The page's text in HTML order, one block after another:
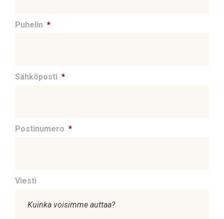
Puhelin *
Sähköposti *
Postinumero *
Viesti